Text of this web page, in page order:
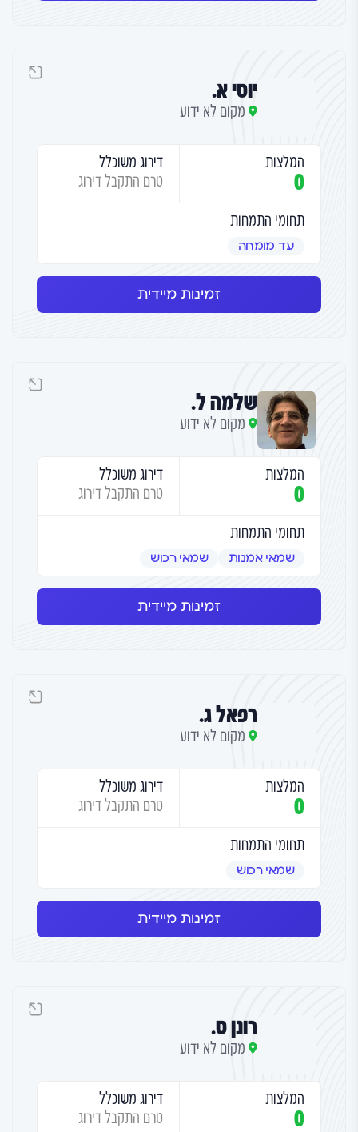
יוסי א.
מקום לא ידוע
המלצות
0
דירוג משוכלל
טרם התקבל דירוג
תחומי התמחות
עד מומחה
זמינות מיידית
שלמה ל.
מקום לא ידוע
המלצות
0
דירוג משוכלל
טרם התקבל דירוג
תחומי התמחות
שמאי אמנות שמאי רכוש
זמינות מיידית
רפאל ג.
מקום לא ידוע
המלצות
0
דירוג משוכלל
טרם התקבל דירוג
תחומי התמחות
שמאי רכוש
זמינות מיידית
רונן ס.
מקום לא ידוע
המלצות
0
דירוג משוכלל
טרם התקבל דירוג